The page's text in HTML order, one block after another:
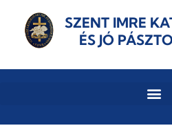
SZENT IMRE
ÉS JÓ